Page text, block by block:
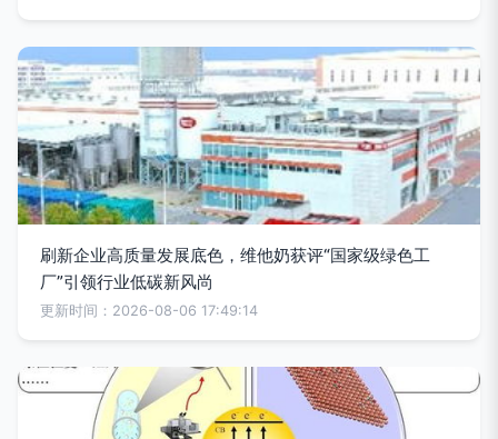
刷新企业高质量发展底色，维他奶获评“国家级绿色工
厂”引领行业低碳新风尚
更新时间：2026-08-06 17:49:14